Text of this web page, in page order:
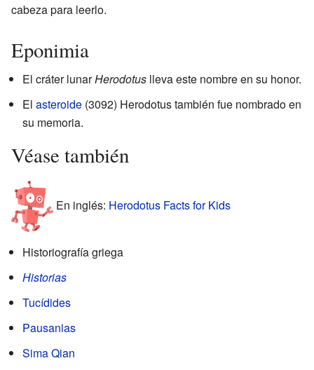
cabeza para leerlo.
Eponimia
El cráter lunarHerodotus lleva este nombre en su honor.
El asteroide (3092) Herodotus también fue nombrado en
su memoria.
Véase también
En inglés: Herodotus Facts for Kids
Historiografía griega
Historias
Tucídides
Pausanias
Sima Qian